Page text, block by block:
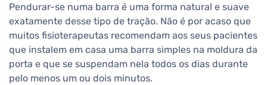
Pendurar-se numa barra é uma forma natural e suave
exatamente desse tipo de tração. Não é por acaso que
muitos fisioterapeutas recomendam aos seus pacientes
que instalem em casa uma barra simples na moldura da
porta e que se suspendam nela todos os dias durante
pelo menos um ou dois minutos.